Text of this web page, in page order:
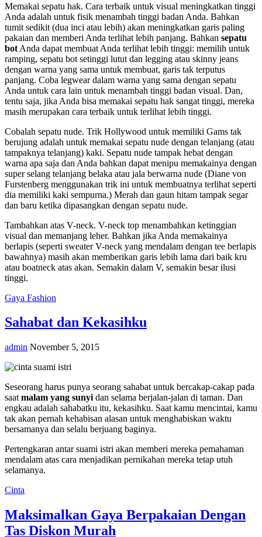
Memakai sepatu hak. Cara terbaik untuk visual meningkatkan tinggi
Anda adalah untuk fisik menambah tinggi badan Anda. Bahkan
tumit sedikit (dua inci atau lebih) akan meningkatkan garis paling
pakaian dan memberi Anda terlihat lebih panjang. Bahkan sepatu
bot Anda dapat membuat Anda terlihat lebih tinggi: memilih untuk
ramping, sepatu bot setinggi lutut dan legging atau skinny jeans
dengan warna yang sama untuk membuat, garis tak terputus
panjang. Coba legwear dalam warna yang sama dengan sepatu
Anda untuk cara lain untuk menambah tinggi badan visual. Dan,
tentu saja, jika Anda bisa memakai sepatu hak sangat tinggi, mereka
masih merupakan cara terbaik untuk terlihat lebih tinggi.
Cobalah sepatu nude. Trik Hollywood untuk memiliki Gams tak
berujung adalah untuk memakai sepatu nude dengan telanjang (atau
tampaknya telanjang) kaki. Sepatu nude tampak hebat dengan
warna apa saja dan Anda bahkan dapat menipu memakainya dengan
super selang telanjang belaka atau jala berwarna nude (Diane von
Furstenberg menggunakan trik ini untuk membuatnya terlihat seperti
dia memiliki kaki sempurna.) Merah dan gaun hitam tampak segar
dan baru ketika dipasangkan dengan sepatu nude.
Tambahkan atas V-neck. V-neck top menambahkan ketinggian
visual dan memanjang leher. Bahkan jika Anda memakainya
berlapis (seperti sweater V-neck yang mendalam dengan tee berlapis
bawahnya) masih akan memberikan garis lebih lama dari baik kru
atau boatneck atas akan. Semakin dalam V, semakin besar ilusi
tinggi.
Gaya Fashion
Sahabat dan Kekasihku
admin November 5, 2015
Seseorang harus punya seorang sahabat untuk bercakap-cakap pada
saat malam yang sunyi dan selama berjalan-jalan di taman. Dan
engkau adalah sahabatku itu, kekasihku. Saat kamu mencintai, kamu
tak akan pernah kehabisan alasan untuk menghabiskan waktu
bersamanya dan selalu berjuang baginya.
Pertengkaran antar suami istri akan memberi mereka pemahaman
mendalam atas cara menjadikan pernikahan mereka tetap utuh
selamanya.
Cinta
Maksimalkan Gaya Berpakaian Dengan
Tas Diskon Murah